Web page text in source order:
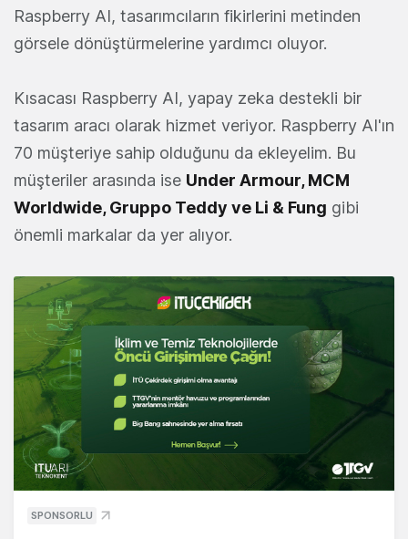
Raspberry AI, tasarımcıların fikirlerini metinden
görsele dönüştürmelerine yardımcı oluyor.
Kısacası Raspberry AI, yapay zeka destekli bir
tasarım aracı olarak hizmet veriyor. Raspberry AI'ın
70 müşteriye sahip olduğunu da ekleyelim. Bu
müşteriler arasında ise Under Armour, MCM
Worldwide, Gruppo Teddy ve Li & Fung gibi
önemli markalar da yer alıyor.
SPONSORLU